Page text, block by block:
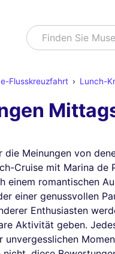
SuchenFinden Sie
Flusskreuzfahrt Lunch-
die Meinungen von
Cruise mit Marina de
einem romantischen
einer genussvollen
Enthusiasten
Aktivität geben.
unvergesslichen